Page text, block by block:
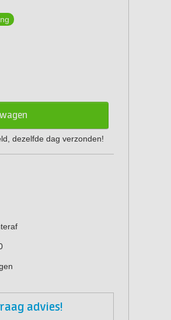
dezelfde dag verzonden!
advies!